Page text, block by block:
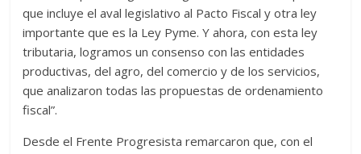
que incluye el aval legislativo al Pacto Fiscal y otra ley
importante que es la Ley Pyme. Y ahora, con esta ley
tributaria, logramos un consenso con las entidades
productivas, del agro, del comercio y de los servicios,
que analizaron todas las propuestas de ordenamiento
fiscal”.
Desde el Frente Progresista remarcaron que, con el